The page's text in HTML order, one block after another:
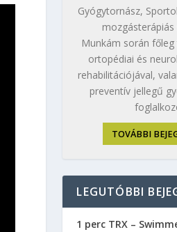
Gyógytornász,
mozgásterápiás
Munkám során
ortopédiai és
rehabilitációjával,
preventív jellegű
TOVÁBBI
LEGUTÓBBI
1 perc TRX –